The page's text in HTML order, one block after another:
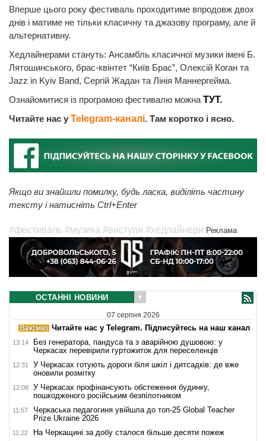
Вперше цього року фестиваль проходитиме впродовж двoх
днів і матиме не тільки класичну та джазову програму, але й
альтернативну.
Хедлайнерами стануть: Ансамбль класичної музики імені Б.
Лятошинського, брас-квінтет “Київ Брас”, Олексій Коган та
Jazz in Kyiv Band, Сергій Жадан та Лінія Маннергейма.
Ознайомитися із програмою фестивалю можна ТУТ.
Читайте нас у Telegram-каналі. Там коротко і ясно.
Якщо ви знайшли помилку, будь ласка, виділіть частину
тексту і натисніть Ctrl+Enter
#фестиваль #музика #виступи #хедлайнери Реклама
ОСТАННІ НОВИНИ
07 серпня 2026
Читайте нас у Telegram. Підписуйтесь на наш канал
13:14
Без генератора, пандуса та з аварійною душовою: у
Черкасах перевірили гуртожиток для переселенців
12:31
У Черкасах готують дороги біля шкіл і дитсадків: де вже
оновили розмітку
12:08
У Черкасах профінансують обстеження будинку,
пошкодженого російським безпілотником
11:57
Черкаська педагогиня увійшла до топ-25 Global Teacher
Prize Ukraine 2026
11:22 На Черкащині за добу сталося більше десяти пожеж